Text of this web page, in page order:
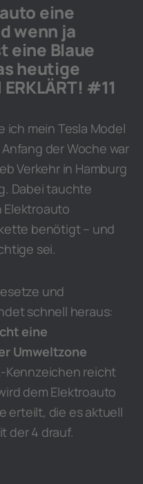
eine
wenn ja
eine Blaue
heutige
#11
ich mein Tesla Model
der Woche war
Verkehr in Hamburg
Dabei tauchte
Elektroauto
benötigt – und
sei.
und
schnell heraus:
eine
Umweltzone
Kennzeichen reicht
dem Elektroauto
erteilt, die es aktuell
der 4 drauf.